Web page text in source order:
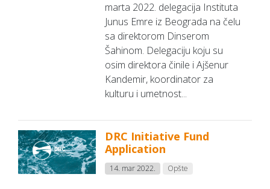
marta 2022. delegacija Instituta
Junus Emre iz Beograda na čelu
sa direktorom Dinserom
Šahinom. Delegaciju koju su
osim direktora činile i Ajšenur
Kandemir, koordinator za
kulturu i umetnost...
DRC Initiative Fund
Application
14. mar 2022. Opšte